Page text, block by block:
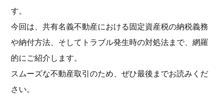
す。
今回は、共有名義不動産における固定資産税の納税義務
や納付方法、そしてトラブル発生時の対処法まで、網羅
的にご紹介します。
スムーズな不動産取引のため、ぜひ最後までお読みくだ
さい。